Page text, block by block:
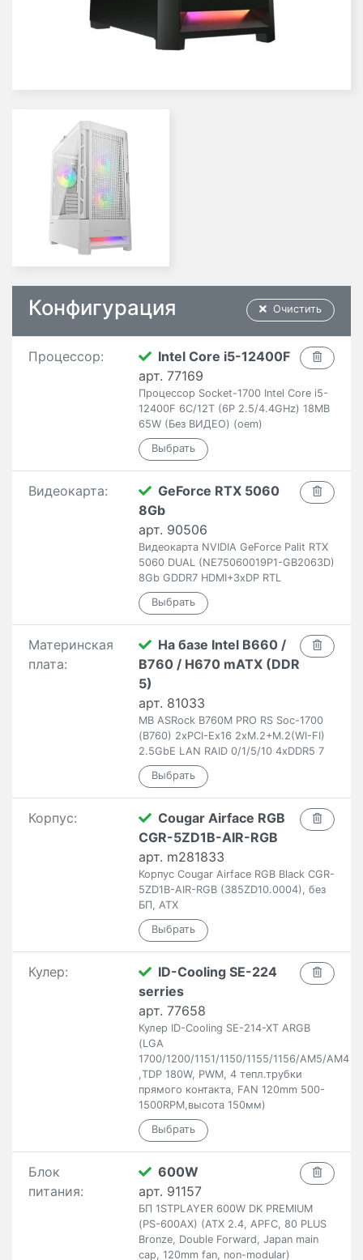
Очистить
Конфигурация
Процессор:
Intel Core i5-12400F
арт. 77169
Процессор Socket-1700 Intel Core i5-
12400F 6C/12T (6P 2.5/4.4GHz) 18MB
65W (Без ВИДЕО) (oem)
Видеокарта:
GeForce RTX 5060
8Gb
арт. 90506
Видеокарта NVIDIA GeForce Palit RTX
5060 DUAL (NE75060019P1-GB2063D)
8Gb GDDR7 HDMI+3xDP RTL
Материнская
плата:
На базе Intel B660 /
B760 / H670 mATX (DDR
5)
арт. 81033
MB ASRock B760M PRO RS Soc-1700
(B760) 2xPCI-Ex16 2xM.2+M.2(WI-FI)
2.5GbE LAN RAID 0/1/5/10 4xDDR5 7
Корпус:
Cougar Airface RGB
CGR-5ZD1B-AIR-RGB
арт. m281833
Корпус Cougar Airface RGB Black CGR-
5ZD1B-AIR-RGB (385ZD10.0004), без
БП, ATX
Кулер:
ID-Cooling SE-224
serries
арт. 77658
Кулер ID-Cooling SE-214-XT ARGB
(LGA
1700/1200/1151/1150/1155/1156/AM5/AM4
,TDP 180W, PWM, 4 тепл.трубки
прямого контакта, FAN 120mm 500-
1500RPM,высота 150мм)
Блок
питания:
600W
арт. 91157
БП 1STPLAYER 600W DK PREMIUM
(PS-600AX) (ATX 2.4, APFC, 80 PLUS
Bronze, Double Forward, Japan main
cap, 120mm fan, non-modular)